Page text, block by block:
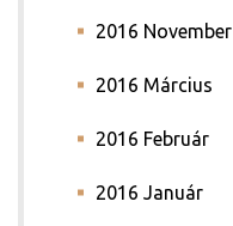
2016 November
2016 Március
2016 Február
2016 Január